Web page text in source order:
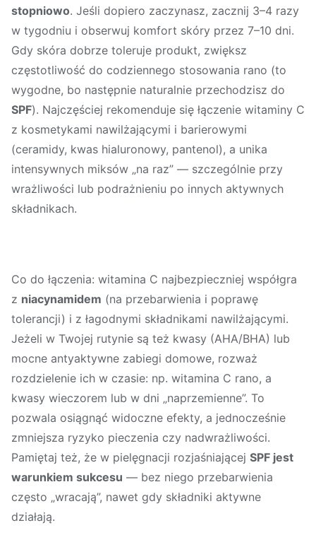
stopniowo. Jeśli dopiero zaczynasz, zacznij 3–4 razy
w tygodniu i obserwuj komfort skóry przez 7–10 dni.
Gdy skóra dobrze toleruje produkt, zwiększ
częstotliwość do codziennego stosowania rano (to
wygodne, bo następnie naturalnie przechodzisz do
SPF). Najczęściej rekomenduje się łączenie witaminy C
z kosmetykami nawilżającymi i barierowymi
(ceramidy, kwas hialuronowy, pantenol), a unika
intensywnych miksów „na raz” — szczególnie przy
wrażliwości lub podrażnieniu po innych aktywnych
składnikach.
Co do łączenia: witamina C najbezpieczniej współgra
z niacynamidem (na przebarwienia i poprawę
tolerancji) i z łagodnymi składnikami nawilżającymi.
Jeżeli w Twojej rutynie są też kwasy (AHA/BHA) lub
mocne antyaktywne zabiegi domowe, rozważ
rozdzielenie ich w czasie: np. witamina C rano, a
kwasy wieczorem lub w dni „naprzemienne”. To
pozwala osiągnąć widoczne efekty, a jednocześnie
zmniejsza ryzyko pieczenia czy nadwrażliwości.
Pamiętaj też, że w pielęgnacji rozjaśniającej SPF jest
warunkiem sukcesu — bez niego przebarwienia
często „wracają”, nawet gdy składniki aktywne
działają.